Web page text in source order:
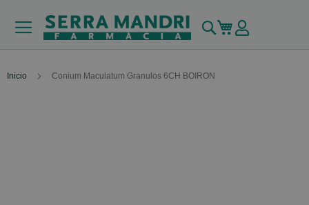
Buscar
Mi carrito
Inicio Conium Maculatum Granulos 6CH BOIRON